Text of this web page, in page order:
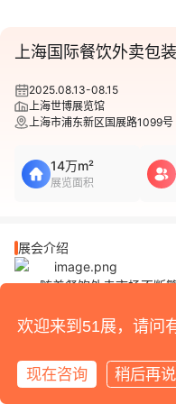
上海国际餐饮外卖包
2025.08.13-08.15
上海世博展览馆
上海市浦东新区国展路1099号
14万m²
展览面积
展会介绍
随着餐饮外卖市场不断
来越多的餐饮外卖企业开始
——SCTPE 2025上海国际
13-15日在上海世博展览馆
欢迎来到51展，请问
现在咨询 稍后再说